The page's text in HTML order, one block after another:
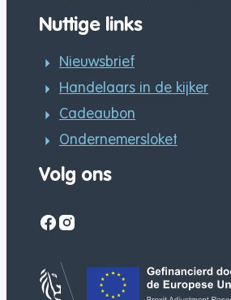
Nuttige links
Nieuwsbrief
Handelaars in de kijker
Cadeaubon
Ondernemersloket
Volg ons
Facebook
Instagram